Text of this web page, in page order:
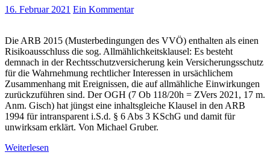
16. Februar 2021 Ein Kommentar
Die ARB 2015 (Musterbedingungen des VVÖ) enthalten als einen
Risikoausschluss die sog. Allmählichkeitsklausel: Es besteht
demnach in der Rechtsschutzversicherung kein Versicherungsschutz
für die Wahrnehmung rechtlicher Interessen in ursächlichem
Zusammenhang mit Ereignissen, die auf allmähliche Einwirkungen
zurückzuführen sind. Der OGH (7 Ob 118/20h = ZVers 2021, 17 m.
Anm. Gisch) hat jüngst eine inhaltsgleiche Klausel in den ARB
1994 für intransparent i.S.d. § 6 Abs 3 KSchG und damit für
unwirksam erklärt. Von Michael Gruber.
Weiterlesen